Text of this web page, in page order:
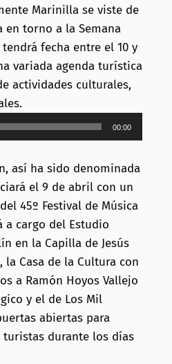
Marinilla se viste de
en torno a la Semana
fecha entre el 10 y
variada agenda turística
actividades culturales,
00:00
así ha sido denominada
el 9 de abril con un
45º Festival de Música
a cargo del Estudio
en la Capilla de Jesús
la Casa de la Cultura con
a Ramón Hoyos Vallejo
y el de Los Mil
abiertas para
durante los días